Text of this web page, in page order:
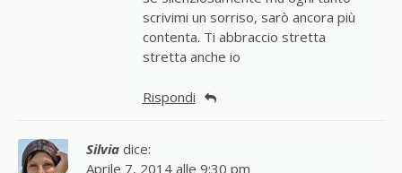
scrivimi un sorriso, sarò ancora più
contenta. Ti abbraccio stretta
stretta anche io
Rispondi
Silvia dice:
Aprile 7, 2014 alle 9:30 pm